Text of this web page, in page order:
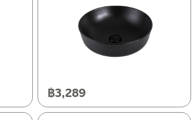
฿3,289